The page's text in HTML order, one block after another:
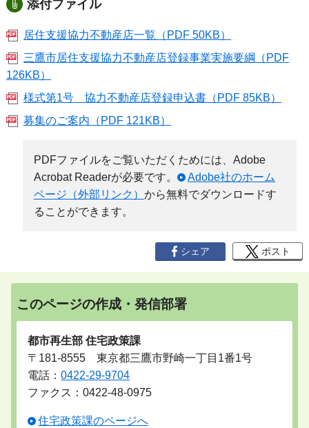
添付ファイル
居住支援協力不動産店一覧（PDF 50KB）
三鷹市居住支援協力不動産店登録事業実施要綱（PDF
126KB）
様式第1号 協力不動産店登録申込書（PDF 85KB）
募集のご案内（PDF 121KB）
PDFファイルをご覧いただくためには、Adobe
Acrobat Readerが必要です。
Adobe社のホーム
ページ（外部リンク） から無料でダウンロードす
ることができます。
シェア ポスト
このページの作成・発信部署
都市再生部 住宅政策課
〒181-8555 東京都三鷹市野崎一丁目1番1号
電話：0422-29-9704
ファクス：0422-48-0975
住宅政策課のページへ